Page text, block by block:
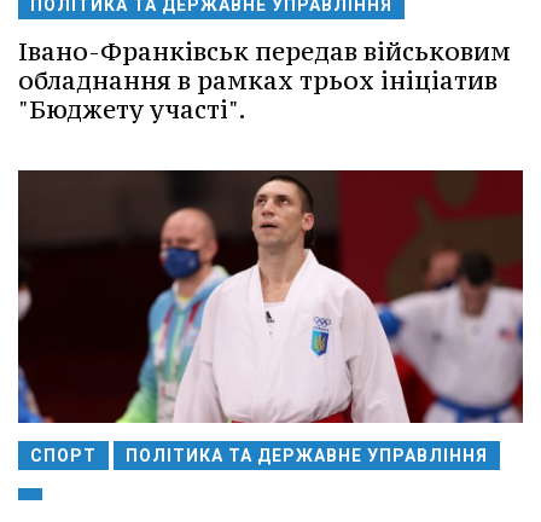
ПОЛІТИКА ТА ДЕРЖАВНЕ УПРАВЛІННЯ
Івано-Франківськ передав військовим
обладнання в рамках трьох ініціатив
"Бюджету участі".
СПОРТ ПОЛІТИКА ТА ДЕРЖАВНЕ УПРАВЛІННЯ